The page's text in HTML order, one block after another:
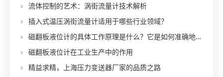
流体控制的艺术：涡街流量计技术解析
插入式温压涡街流量计适用于哪些行业领域？
磁翻板液位计的具体工作原理是什么？它是如何准确地显示液位高度的呢？
磁翻板液位计在工业生产中的作用
精益求精，上海压力变送器厂家的品质之路